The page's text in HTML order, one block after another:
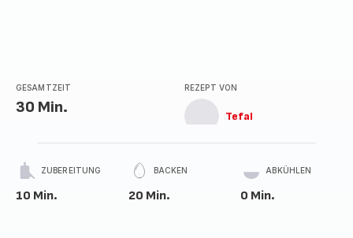
GESAMTZEIT
30 Min.
REZEPT VON
Tefal
ZUBEREITUNG
10 Min.
BACKEN
20 Min.
ABKÜHLEN
0 Min.